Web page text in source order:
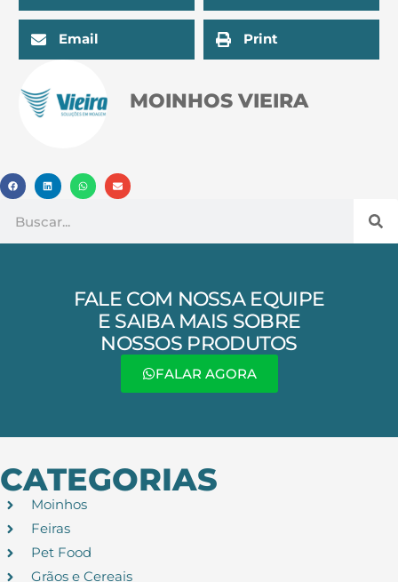
Email Print
MOINHOS VIEIRA
FALE COM NOSSA EQUIPE
E SAIBA MAIS SOBRE
NOSSOS PRODUTOS
FALAR AGORA
CATEGORIAS
Moinhos
Feiras
Pet Food
Grãos e Cereais